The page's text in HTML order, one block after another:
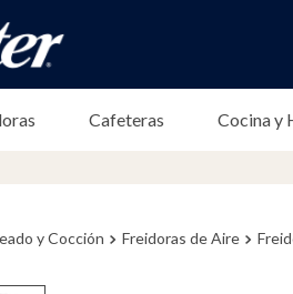
Cafeteras Cocina y
y Cocción Freidoras de Aire
TÉRMINOS MÁS
1.
licuadora
4.
batidora